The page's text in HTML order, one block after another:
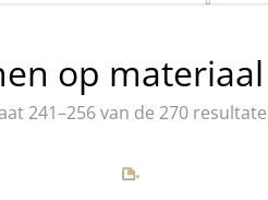
op materiaal
241–256 van de 270